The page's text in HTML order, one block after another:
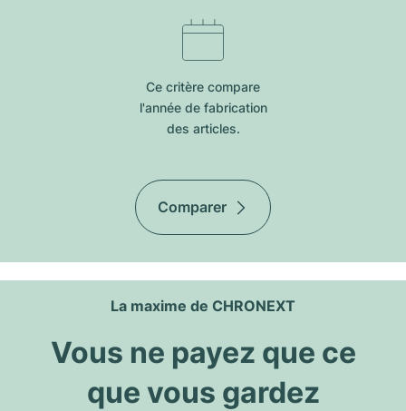
Ce critère compare
l'année de fabrication
des articles.
Comparer
La maxime de CHRONEXT
Vous ne payez que ce
que vous gardez